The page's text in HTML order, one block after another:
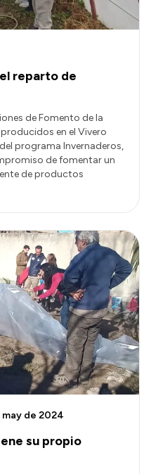
reparto de
de Fomento de la
en el Vivero
programa Invernaderos,
de fomentar un
de productos
su propio
may de 2024